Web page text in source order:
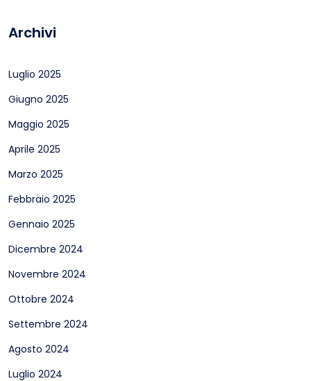
Archivi
Luglio 2025
Giugno 2025
Maggio 2025
Aprile 2025
Marzo 2025
Febbraio 2025
Gennaio 2025
Dicembre 2024
Novembre 2024
Ottobre 2024
Settembre 2024
Agosto 2024
Luglio 2024